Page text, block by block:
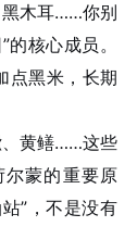
黑木耳……你别
核心成员。
点黑米，长期
、黄鳝……这些
蒙的重要原
”，不是没有